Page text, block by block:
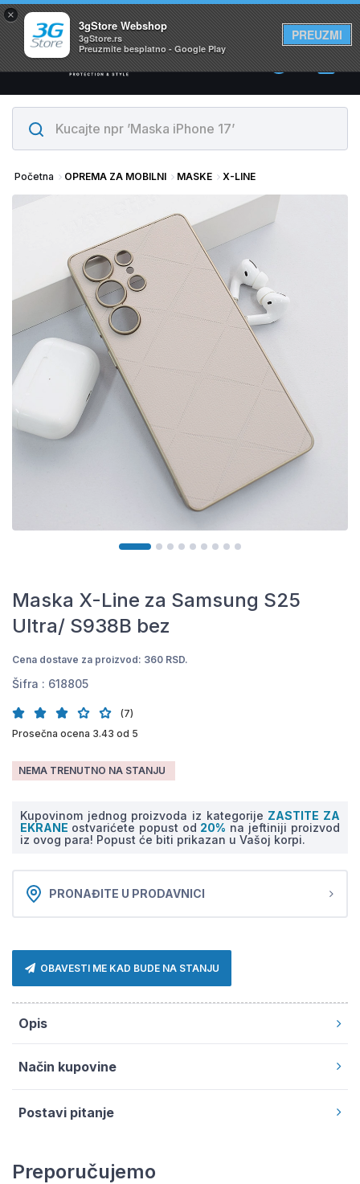
×
3gStore Webshop
3gStore.rs
Preuzmite besplatno - Google Play
PREUZMI
Svi proizvodi su na lageru. Slanje istog dana!
0
Početna OPREMA ZA MOBILNI MASKE X-LINE
Maska X-Line za Samsung S25
Ultra/ S938B bez
Cena dostave za proizvod: 360 RSD.
Šifra : 618805
(7)
Prosečna ocena 3.43 od 5
NEMA TRENUTNO NA STANJU
Kupovinom jednog proizvoda iz kategorije ZASTITE ZA
EKRANE ostvarićete popust od 20% na jeftiniji proizvod
iz ovog para! Popust će biti prikazan u Vašoj korpi.
PRONAĐITE U PRODAVNICI
OBAVESTI ME KAD BUDE NA STANJU
Opis
Način kupovine
Postavi pitanje
Preporučujemo